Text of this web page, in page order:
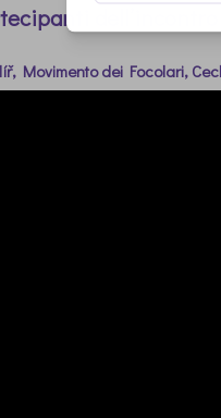
dell’incontro
Movimento dei Focolari,